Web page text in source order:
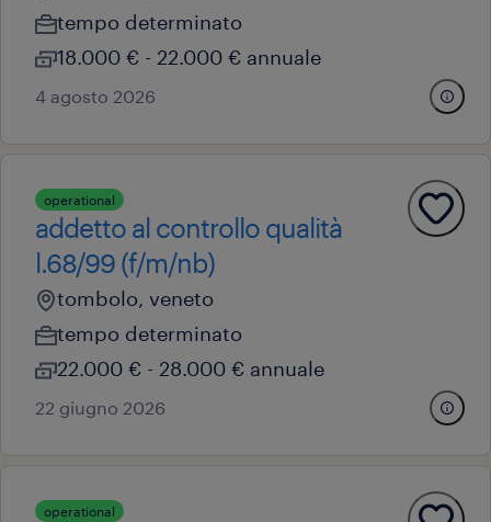
tempo determinato
18.000 € - 22.000 € annuale
4 agosto 2026
operational
addetto al controllo qualità
l.68/99 (f/m/nb)
tombolo, veneto
tempo determinato
22.000 € - 28.000 € annuale
22 giugno 2026
operational